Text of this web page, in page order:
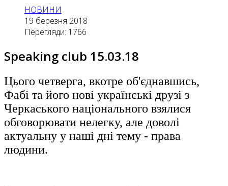
НОВИНИ
19 березня 2018
Перегляди: 1766
Speaking club 15.03.18
Цього четверга, вкотре об'єднавшись,
Фабі та його нові українські друзі з
Черкаського національного взялися
обговорювати нелегку, але доволі
актуальну у наші дні тему - права
людини.